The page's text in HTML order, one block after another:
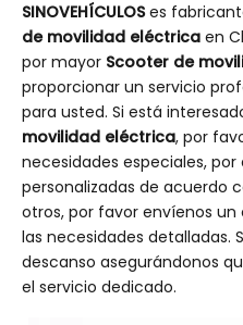
SINOVEHÍCULOSes
de movilidad eléctrica en
por mayor Scooter de
proporcionar un servicio
para usted. Si está
movilidad eléctrica, por
necesidades especiales, por
personalizadas de acuerdo
otros, por favor envíenos
las necesidades detalladas.
descanso asegurándonos
el servicio dedicado.